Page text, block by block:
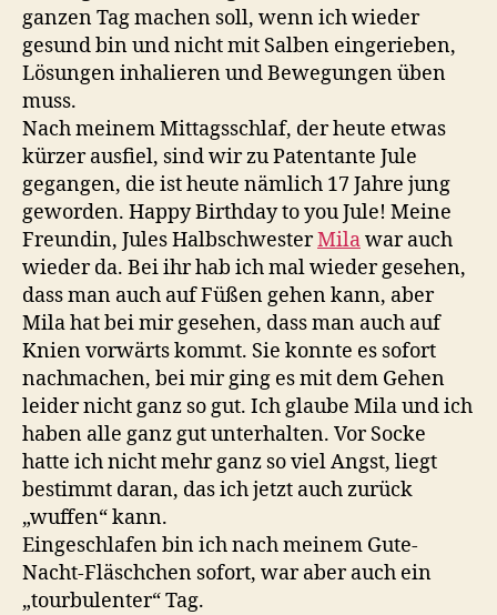
ganzen Tag machen soll, wenn ich wieder
gesund bin und nicht mit Salben eingerieben,
Lösungen inhalieren und Bewegungen üben
muss.
Nach meinem Mittagsschlaf, der heute etwas
kürzer ausfiel, sind wir zu Patentante Jule
gegangen, die ist heute nämlich 17 Jahre jung
geworden. Happy Birthday to you Jule! Meine
Freundin, Jules HalbschwesterMilawar auch
wieder da. Bei ihr hab ich mal wieder gesehen,
dass man auch auf Füßen gehen kann, aber
Mila hat bei mir gesehen, dass man auch auf
Knien vorwärts kommt. Sie konnte es sofort
nachmachen, bei mir ging es mit dem Gehen
leider nicht ganz so gut. Ich glaube Mila und ich
haben alle ganz gut unterhalten. Vor Socke
hatte ich nicht mehr ganz so viel Angst, liegt
bestimmt daran, das ich jetzt auch zurück
„wuffen“ kann.
Eingeschlafen bin ich nach meinem Gute-
Nacht-Fläschchen sofort, war aber auch ein
„tourbulenter“ Tag.